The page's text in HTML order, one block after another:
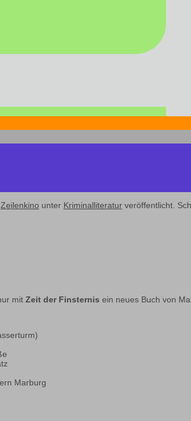
Zeilenkino unter Kriminalliteratur veröffentlicht.
mit Zeit der Finsternis ein neues Buch von
Marburg